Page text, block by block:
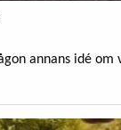
annans idé